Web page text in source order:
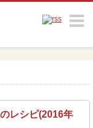
レシピ(2016年